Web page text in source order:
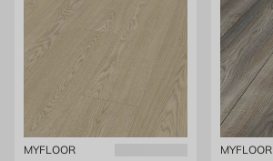
MYFLOOR MYFLOOR